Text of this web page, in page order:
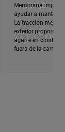
Membrana
ayudar a
La tracción
exterior
agarre en
fuera de la